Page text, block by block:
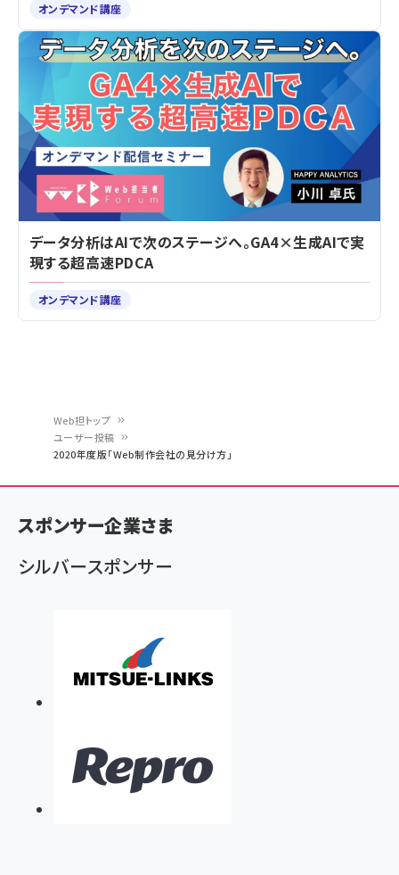
ン
く
ず
Web担トップ
ユーザー投稿
2020年度版「Web制作会社の見分け方」
オンデマンド講座
データ分析はAIで次のステージへ。GA4×生成AIで実
現する超高速PDCA
オンデマンド講座
スポンサー企業さま
シルバースポンサー